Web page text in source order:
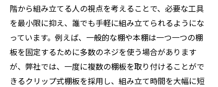
階から組み立てる人の視点を考えることで、必要な工具
を最小限に抑え、誰でも手軽に組み立てられるようにな
っています。例えば、一般的な棚や本棚は一つ一つの棚
板を固定するために多数のネジを使う場合があります
が、弊社では、一度に複数の棚板を取り付けることがで
きるクリップ式棚板を採用し、組み立て時間を大幅に短